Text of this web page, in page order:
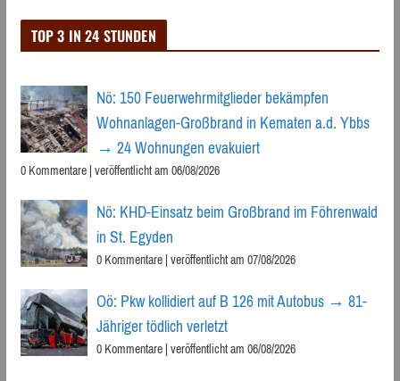
TOP 3 IN 24 STUNDEN
Nö: 150 Feuerwehrmitglieder bekämpfen
Wohnanlagen-Großbrand in Kematen a.d. Ybbs
→ 24 Wohnungen evakuiert
0 Kommentare|veröffentlicht am 06/08/2026
Nö: KHD-Einsatz beim Großbrand im Föhrenwald
in St. Egyden
0 Kommentare|veröffentlicht am 07/08/2026
Oö: Pkw kollidiert auf B 126 mit Autobus → 81-
Jähriger tödlich verletzt
0 Kommentare|veröffentlicht am 06/08/2026